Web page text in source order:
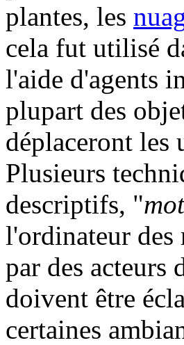
plantes, les
cela fut utilisé
l'aide d'agents
plupart des
déplaceront les
Plusieurs
descriptifs, "
l'ordinateur des
par des acteurs
doivent être
certaines